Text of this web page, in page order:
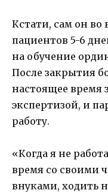
Кстати, сам он
пациентов 5-6
на обучение
После закрытия
настоящее время
экспертизой, и
работу.
«Когда я не
время со своими
внуками, ходить